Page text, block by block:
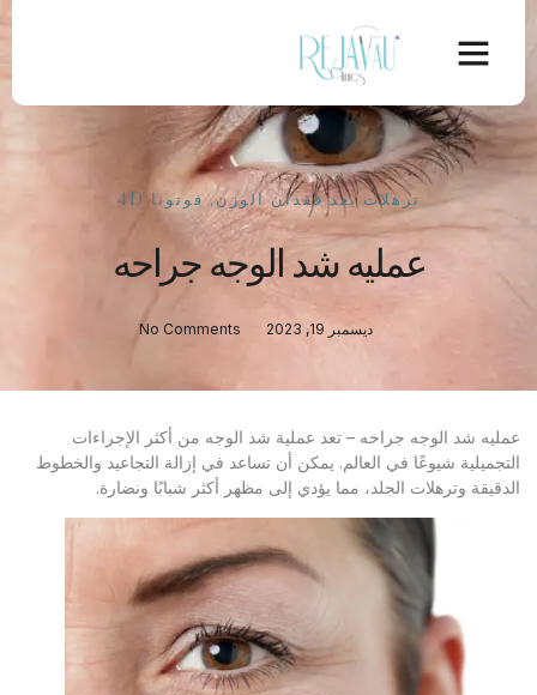
ترهلات بعد فقدان الوزن,فوتونا 4D
عمليه شد الوجه جراحه
ديسمبر 19, 2023 No Comments
عمليه شد الوجه جراحه – تعد عملية شد الوجه من أكثر الإجراءات
التجميلية شيوعًا في العالم. يمكن أن تساعد في إزالة التجاعيد والخطوط
الدقيقة وترهلات الجلد، مما يؤدي إلى مظهر أكثر شبابًا ونضارة.